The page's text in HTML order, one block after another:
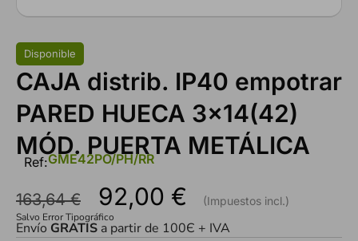
Disponible
CAJA distrib. IP40 empotrar
PARED HUECA 3×14(42)
MÓD. PUERTA METÁLICA
Ref:GME42PO/PH/RR
163,64€ 92,00 €
Salvo Error Tipográfico
Envío GRATIS a partir de 100Є + IVA